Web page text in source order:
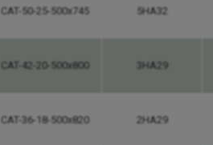
CAT-50-25-500x745 5HA32
CAT-42-20-500x800 3HA29
CAT-36-18-500x820 2HA29